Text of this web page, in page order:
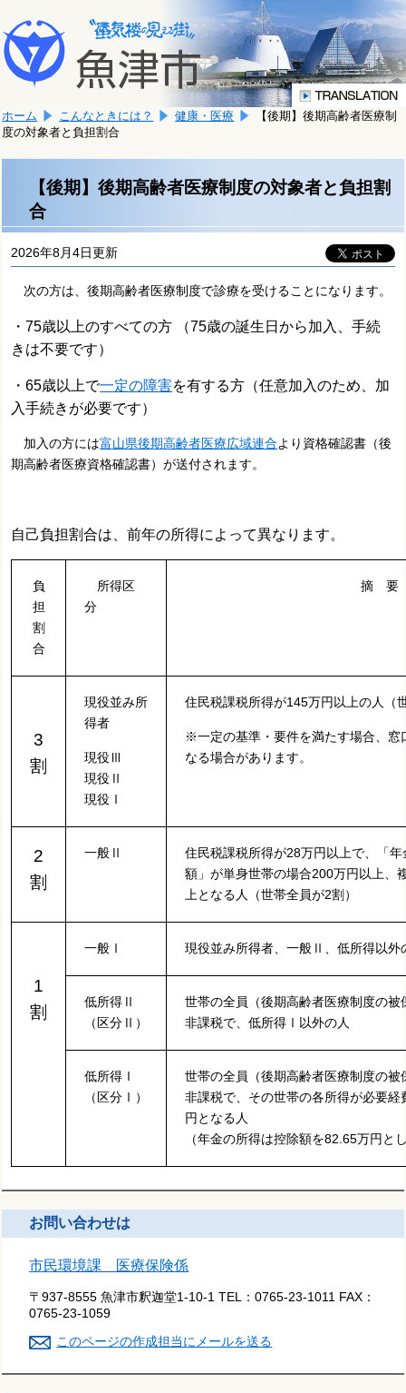
文
へ
移
ま
す。
こ
か
文
で
す。
ホーム こんなときには？ 健康・医療
【後期】後期高齢者医療制
度の対象者と負担割合
【後期】後期高齢者医療制度の対象者と負担割
合
2026年8月4日更新
次の方は、後期高齢者医療制度で診療を受けることになります。
・75歳以上のすべての方 （75歳の誕生日から加入、手続
きは不要です）
・65歳以上で一定の障害を有する方（任意加入のため、加
入手続きが必要です）
加入の方には富山県後期高齢者医療広域連合より資格確認書（後
期高齢者医療資格確認書）が送付されます。
自己負担割合は、前年の所得によって異なります。
負
担
割
合
所得区
分
摘 要
3
割
現役並み所
得者
現役Ⅲ
現役Ⅱ
現役Ⅰ
住民税課税所得が145万円以上の人（
※一定の基準・要件を満たす場合、窓
なる場合があります。
2
割
一般Ⅱ
住民税課税所得が28万円以上で、「
額」が単身世帯の場合200万円以上、
上となる人（世帯全員が2割）
1
割
一般Ⅰ 現役並み所得者、一般Ⅱ、低所得以外
低所得Ⅱ
（区分Ⅱ）
世帯の全員（後期高齢者医療制度の
非課税で、低所得Ⅰ以外の人
低所得Ⅰ
（区分Ⅰ）
世帯の全員
（後期高齢者医療制度の
非課税で、その世帯の各所得が必要
円となる人
（年金の所得は控除額を82.65万円と
お問い合わせは
市民環境課 医療保険係
〒937-8555 魚津市釈迦堂1-10-1 TEL：0765-23-1011 FAX：
0765-23-1059
このページの作成担当にメールを送る